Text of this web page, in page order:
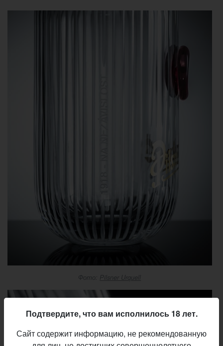
Фото: Pilsner Urquell
Подтвердите, что вам исполнилось 18 лет.
Сайт содержит информацию, не рекомендованную